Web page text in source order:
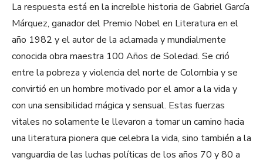
La respuesta está en la increíble historia de Gabriel García
Márquez, ganador del Premio Nobel en Literatura en el
año 1982 y el autor de la aclamada y mundialmente
conocida obra maestra 100 Años de Soledad. Se crió
entre la pobreza y violencia del norte de Colombia y se
convirtió en un hombre motivado por el amor a la vida y
con una sensibilidad mágica y sensual. Estas fuerzas
vitales no solamente le llevaron a tomar un camino hacia
una literatura pionera que celebra la vida, sino también a la
vanguardia de las luchas políticas de los años 70 y 80 a